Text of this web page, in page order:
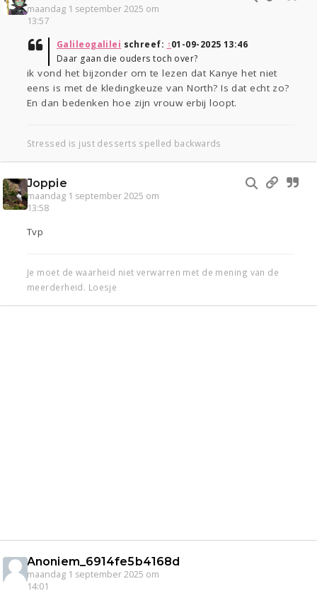
maandag 1 september 2025 om
13:57
Galileogalilei schreef: ↑01-09-2025 13:46
Daar gaan die ouders toch over?
ik vond het bijzonder om te lezen dat Kanye het niet
eens is met de kledingkeuze van North? Is dat echt zo?
En dan bedenken hoe zijn vrouw erbij loopt.
Stressed is just desserts spelled backwards
Joppie
maandag 1 september 2025 om
13:58
Tvp
Je moet de waarheid niet verwarren met de mening van de
meerderheid. Loesje
Anoniem_6914fe5b4168d
maandag 1 september 2025 om
14:01